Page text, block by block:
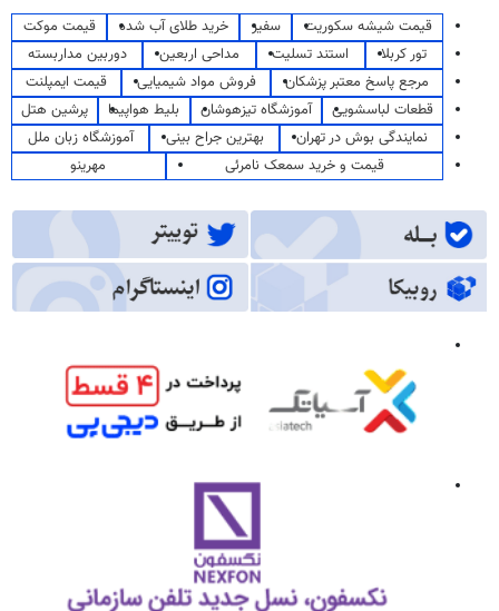
قیمت شیشه سکوریت سفیر خرید طلای آب شده
قیمت موکت
تور کربلا
استند تسلیت مداحی اربعین
دوربین مداربسته
مرجع پاسخ معتبر پزشکان
فروش مواد شیمیایی
قیمت ایمپلنت
قطعات لباسشویی
آموزشگاه تیزهوشان بلیط هواپیما
پرشین هتل
نمایندگی بوش در تهران
بهترین جراح بینی
آموزشگاه زبان ملل
قیمت و خرید سمعک نامرئی
مهرینو